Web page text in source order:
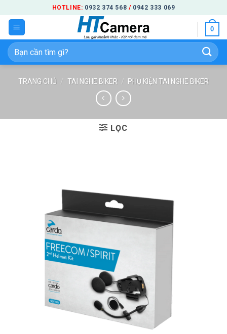
qua
nội
dung
HOTLINE: 0932 374 568 / 0942 333 069
0
Tìm
kiếm:
TRANG CHỦ / TAI NGHE BIKER / PHỤ KIỆN TAI NGHE BIKER
LỌC